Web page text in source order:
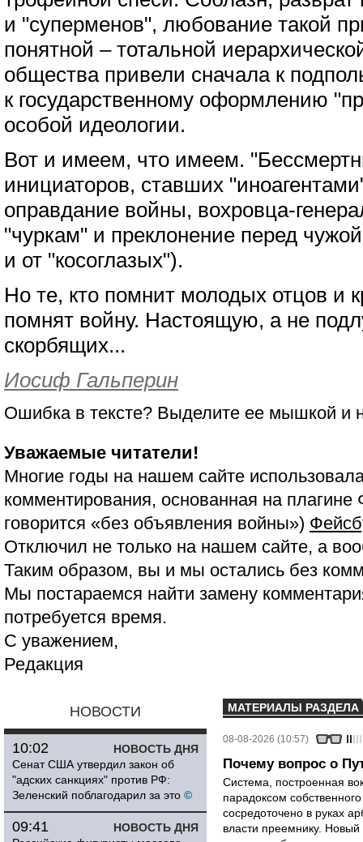
и "суперменов", любование такой
понятной – тотальной
общества привели сначала к
к государственному оформлению
особой идеологии.
Вот и имеем, что имеем.
инициаторов, ставших
оправдание войны, вохровца-
"чуркам" и преклонение перед
и от "косоглазых").
Но те, кто помнит молодых отцов и
помнят войну. Настоящую, а не
скорбящих...
Иосиф Гальперин
Ошибка в тексте? Выделите ее мышкой и
Уважаемые читатели!
Многие годы на нашем сайте
комментирования, основанная на
говорится «без объявления войны»)
Отключил не только на нашем сайте, а
Таким образом, вы и мы остались без
Мы постараемся найти замену
потребуется время.
С уважением,
Редакция
НОВОСТИ
НОВОСТЬ ДНЯ
10:02
Сенат США утвердил закон об
"адских санкциях" против РФ:
Зеленский поблагодарил за это ©
НОВОСТЬ ДНЯ
09:41
МАТЕРИАЛЫ РАЗДЕЛА
08-08-2026 (10:57)
Почему вопрос о
Система, построенная
парадоксом
сосредоточено в руках
власти преемнику.